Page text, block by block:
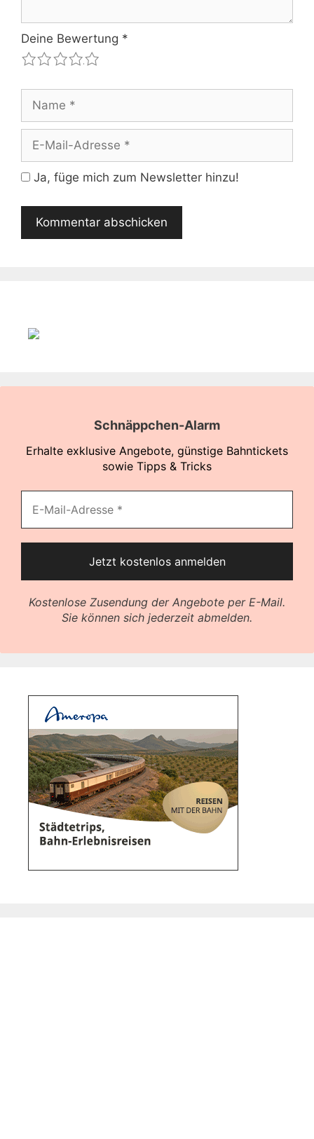
Deine Bewertung *
4
3
2
1
Mail-
Adresse
Ja, füge mich zum Newsletter hinzu!
Schnäppchen-Alarm
Erhalte exklusive Angebote, günstige Bahntickets
sowie Tipps & Tricks
Kostenlose Zusendung der Angebote per E-Mail.
Sie können sich jederzeit abmelden.